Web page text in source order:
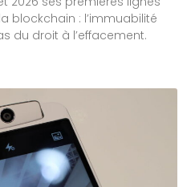
blockchain : l’immuabilité
du droit à l’effacement.